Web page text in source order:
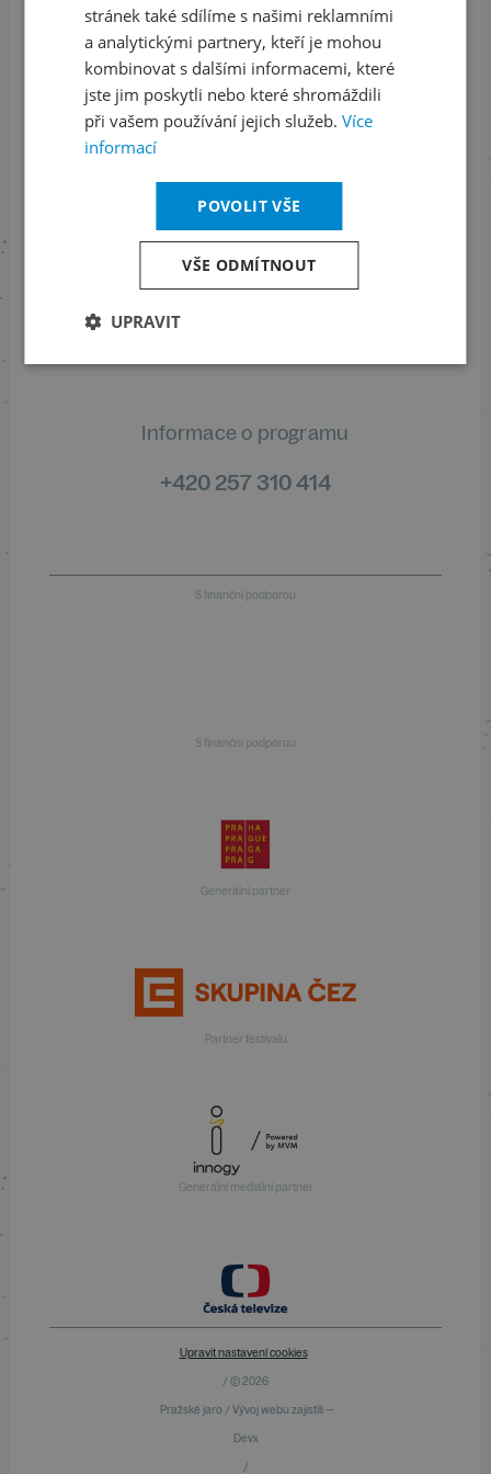
ODEBÍRAT NEWSLETTER
Sledujte nás na sociálních sítích
LinkedIn
Informace o stavu objednávek
Informace o programu
+420 257 310 414
S finanční podporou
S finanční podporou
Generální partner
Partner festivalu
Generální mediální partner
Upravit nastavení cookies
/ © 2026
Pražské jaro / Vývoj webu zajistili —
Devx
/
stránek také sdílíme s našimi reklamními
a analytickými partnery, kteří je mohou
kombinovat s dalšími informacemi, které
jste jim poskytli nebo které shromáždili
při vašem používání jejich služeb. Více
informací
POVOLIT VŠE
VŠE ODMÍTNOUT
UPRAVIT